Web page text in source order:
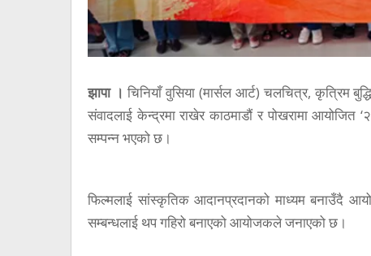
झापा । चिनियाँ वुसिया (मार्सल आर्ट) चलचित्र, कृत्रिम
संवादलाई केन्द्रमा राखेर काठमाडौं र पोखरामा आयोजित
सम्पन्न भएको छ।
फिल्मलाई सांस्कृतिक आदानप्रदानको माध्यम बनाउँदै
सम्बन्धलाई थप गहिरो बनाएको आयोजकले जनाएको छ।